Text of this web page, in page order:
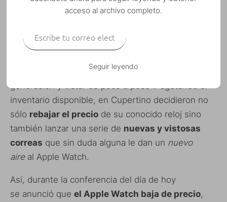
de cara al lanzamiento de una nueva
generación y tratar de poco a poco ir agotando el
inventario disponible, en Cupertino decidieron no
sólo rebajar el precio de su conocido reloj sino
también lanzar una serie de nuevas y vistosas
correas que sin duda alguna le dan un nuevo
aireal Apple Watch.
Así, durante la conferencia del día de hoy
se anunció que el Apple Watch baja de precio,
acceso al archivo completo.
Seguir leyendo